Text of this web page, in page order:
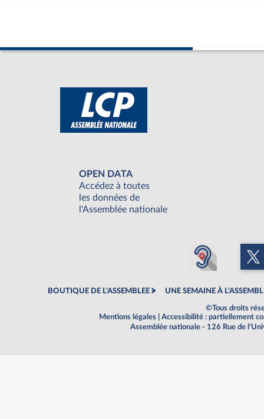
OPEN DATA
Accédez à toutes
les données de
l'Assemblée nationale
BOUTIQUE DE L'ASSEMBLEE UNE SEMAINE À
©Tous droits
Mentions légales
Accessibilité : partiellement
Assemblée nationale - 126 Rue de